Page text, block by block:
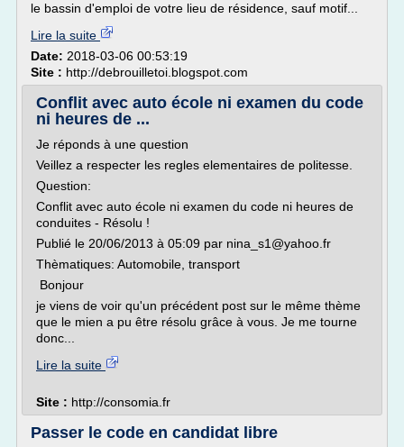
le bassin d'emploi de votre lieu de résidence, sauf motif...
Lire la suite
Date: 2018-03-06 00:53:19
Site : http://debrouilletoi.blogspot.com
Conflit avec auto école ni examen du code
ni heures de ...
Je réponds à une question
Veillez a respecter les regles elementaires de politesse.
Question:
Conflit avec auto école ni examen du code ni heures de
conduites - Résolu !
Publié le 20/06/2013 à 05:09 par nina_s1@yahoo.fr
Thèmatiques: Automobile, transport
Bonjour
je viens de voir qu'un précédent post sur le même thème
que le mien a pu être résolu grâce à vous. Je me tourne
donc...
Lire la suite
Site : http://consomia.fr
Passer le code en candidat libre